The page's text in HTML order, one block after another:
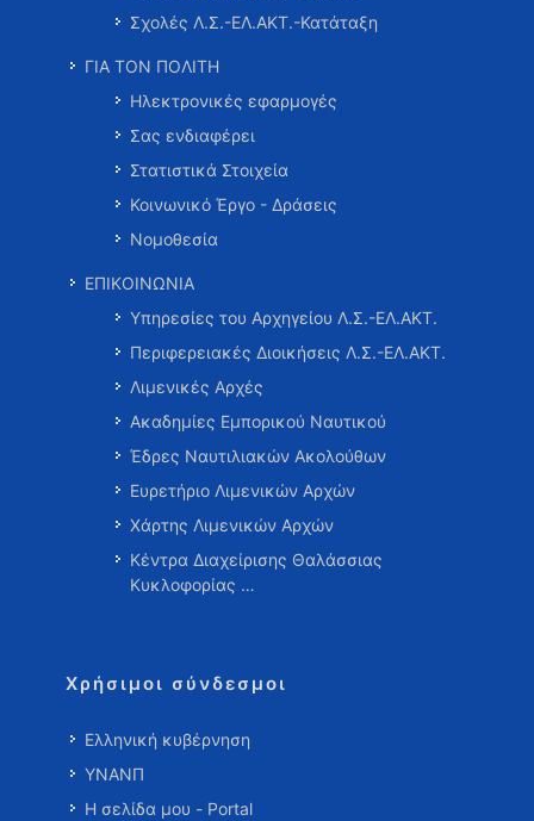
Σχολές Λ.Σ.-ΕΛ.ΑΚΤ.-Κατάταξη
ΓΙΑ ΤΟΝ ΠΟΛΙΤΗ
Ηλεκτρονικές εφαρμογές
Σας ενδιαφέρει
Στατιστικά Στοιχεία
Κοινωνικό Έργο - Δράσεις
Νομοθεσία
ΕΠΙΚΟΙΝΩΝΙΑ
Υπηρεσίες του Αρχηγείου Λ.Σ.-ΕΛ.ΑΚΤ.
Περιφερειακές Διοικήσεις Λ.Σ.-ΕΛ.ΑΚΤ.
Λιμενικές Αρχές
Ακαδημίες Εμπορικού Ναυτικού
Έδρες Ναυτιλιακών Ακολούθων
Ευρετήριο Λιμενικών Αρχών
Χάρτης Λιμενικών Αρχών
Κέντρα Διαχείρισης Θαλάσσιας
Κυκλοφορίας …
Χρήσιμοι σύνδεσμοι
Ελληνική κυβέρνηση
ΥΝΑΝΠ
Η σελίδα μου - Portal